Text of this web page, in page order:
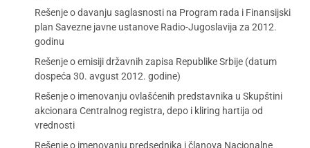
Rešenje o davanju saglasnosti na Program rada i Finansijski
plan Savezne javne ustanove Radio-Jugoslavija za 2012.
godinu
Rešenje o emisiji državnih zapisa Republike Srbije (datum
dospeća 30. avgust 2012. godine)
Rešenje o imenovanju ovlašćenih predstavnika u Skupštini
akcionara Centralnog registra, depo i kliring hartija od
vrednosti
Rešenje o imenovanju predsednika i članova Nacionalne